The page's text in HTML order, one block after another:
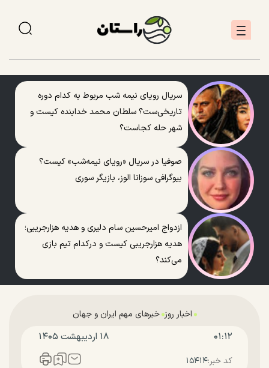
سریال رویای نیمه شب مربوط به کدام دوره
تاریخی‌ست؟ سلطان محمد خدابنده کیست و
شهر حله کجاست؟
صوفیا در سریال «رویای نیمه‌شب» کیست؟
بیوگرافی سوزانا الوز، بازیگر سوری
ازدواج امیرحسین سام دلیری و هدیه هزارجریبی؛
هدیه هزارجریبی کیست و درکدام تیم بازی
می‌کند؟
اخبار روز خبرهای مهم ایران و جهان
۰۱:۱۲ ۱۸ ارديبهشت ۱۴۰۵
کد خبر:۱۵۴۱۴